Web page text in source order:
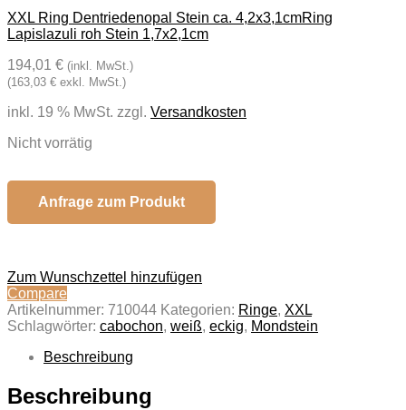
XXL Ring Dentriedenopal Stein ca. 4,2x3,1cmRing
Lapislazuli roh Stein 1,7x2,1cm
194,01 € (inkl. MwSt.)
(163,03 € exkl. MwSt.)
inkl. 19 % MwSt. zzgl. Versandkosten
Nicht vorrätig
Anfrage zum Produkt
Zum Wunschzettel hinzufügen
Compare
Artikelnummer: 710044 Kategorien: Ringe, XXL
Schlagwörter: cabochon, weiß, eckig, Mondstein
Beschreibung
Beschreibung